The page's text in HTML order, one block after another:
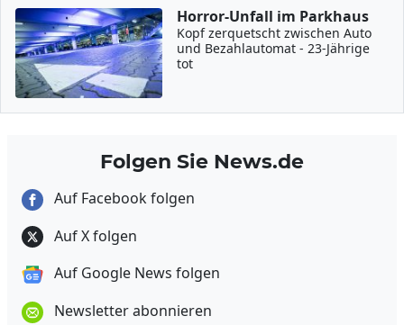
Horror-Unfall im Parkhaus
Kopf zerquetscht zwischen Auto
und Bezahlautomat - 23-Jährige
tot
Folgen Sie News.de
Auf Facebook folgen
Auf X folgen
Auf Google News folgen
Newsletter abonnieren